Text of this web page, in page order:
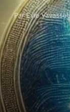
Par Evie